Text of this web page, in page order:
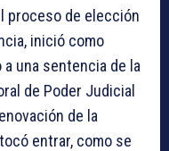
proceso de elección
inició como
una sentencia de la
de Poder Judicial
de la
entrar, como se